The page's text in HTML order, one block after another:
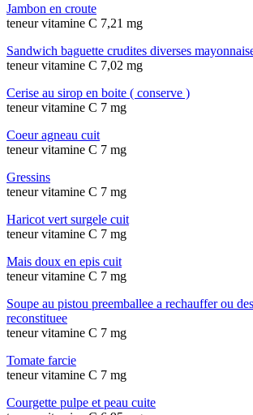
Jambon en croute
teneur vitamine C 7,21 mg
Sandwich baguette crudites diverses
teneur vitamine C 7,02 mg
Cerise au sirop en boite ( conserve )
teneur vitamine C 7 mg
Coeur agneau cuit
teneur vitamine C 7 mg
Gressins
teneur vitamine C 7 mg
Haricot vert surgele cuit
teneur vitamine C 7 mg
Mais doux en epis cuit
teneur vitamine C 7 mg
Soupe au pistou preemballee a rechauffer ou
reconstituee
teneur vitamine C 7 mg
Tomate farcie
teneur vitamine C 7 mg
Courgette pulpe et peau cuite